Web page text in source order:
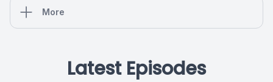
More
Latest Episodes